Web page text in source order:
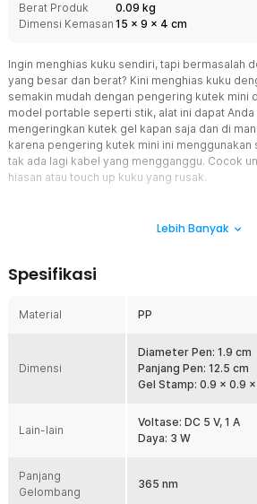
Berat Produk
0.09 kg
Dimensi Kemasan 15 x 9 x 4 cm
Ingin menghias kuku sendiri, tapi bermasalah
yang besar dan berat? Kini menghias kuku
semakin mudah dengan pengering kutek mini
model portable seperti stik, alat ini dapat Anda
mengeringkan kutek gel kapan saja dan di
karena pengering kutek mini ini
tak ada lagi kabel yang mengganggu. Cocok
hiasan atau touch up kuku yang rusak.
Anda gunakan di mana saja dan kapan saja.
pengering kutek ini dengan nyaman.
Mudah Digunakan
Tak perlu repot mengatur intensitas cahaya
mini akan otomatis menyala selama 20
pengeringan lebih lama, tekan tombol power
alat menyala selama 60 detik.
Kering dengan Cepat
Dibekali dengan lampu UV dengan panjang
Lebih Banyak
Spesifikasi
Material PP
Dimensi
Diameter Pen: 1.9 cm
Panjang Pen: 12.5 cm
Gel Stamp: 0.9 x 0.9 x
Lain-lain
Voltase: DC 5 V, 1 A
Daya: 3 W
Panjang
Gelombang
365 nm